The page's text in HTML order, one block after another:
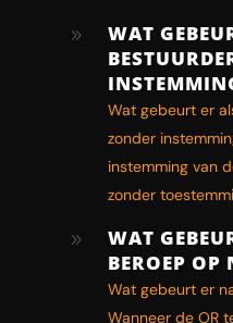
9
WAT
Wat gebeurt er
zonder
instemming van
zonder
9
WAT
BEROEP OP
Wat gebeurt er
Wanneer de OR